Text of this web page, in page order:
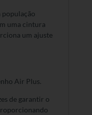
população
uma cintura
um ajuste
Air Plus.
de garantir o